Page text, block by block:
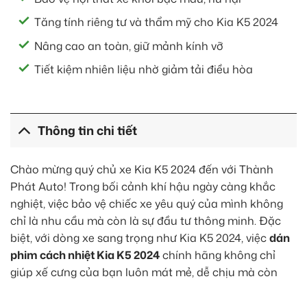
Tăng tính riêng tư và thẩm mỹ cho Kia K5 2024
Nâng cao an toàn, giữ mảnh kính vỡ
Tiết kiệm nhiên liệu nhờ giảm tải điều hòa
Thông tin chi tiết
Chào mừng quý chủ xe Kia K5 2024 đến với Thành
Phát Auto! Trong bối cảnh khí hậu ngày càng khắc
nghiệt, việc bảo vệ chiếc xe yêu quý của mình không
chỉ là nhu cầu mà còn là sự đầu tư thông minh. Đặc
biệt, với dòng xe sang trọng như Kia K5 2024, việcdán
phim cách nhiệt Kia K5 2024chính hãng không chỉ
giúp xế cưng của bạn luôn mát mẻ, dễ chịu mà còn